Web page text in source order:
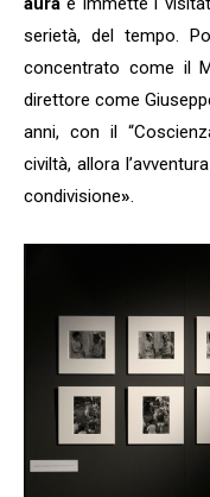
serietà, del tempo.
concentrato come il
direttore come
anni, con il
civiltà, allora
condivisione».